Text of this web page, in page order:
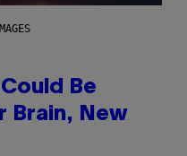
Be
Brain, New